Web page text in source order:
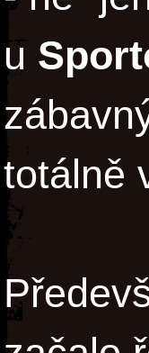
u
totálně